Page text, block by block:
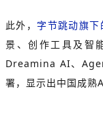
此外， 字节跳动旗
景、创作工具及智
Dreamina AI、
署，显示出中国成熟